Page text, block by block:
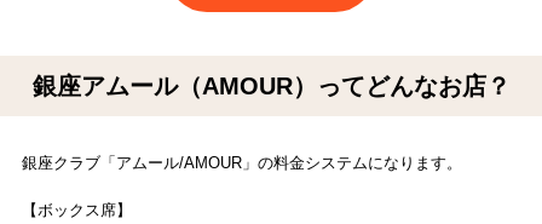
銀座アムール（AMOUR）ってどんなお店？
銀座クラブ「アムール/AMOUR」の料金システムになります。
【ボックス席】